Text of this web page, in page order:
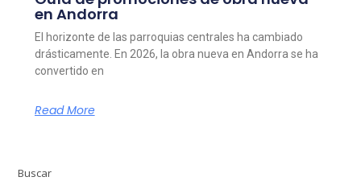
en Andorra
El horizonte de las parroquias centrales ha cambiado
drásticamente. En 2026, la obra nueva en Andorra se ha
convertido en
Read More
Buscar